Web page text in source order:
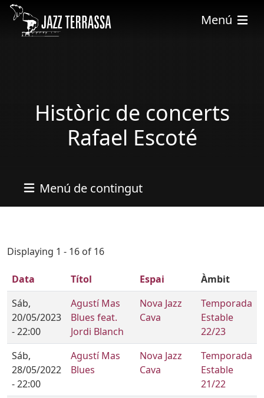
Pasar al contenido principal
Menú
Històric de concerts
Rafael Escoté
Menú de contingut
Displaying 1 - 16 of 16
Data Títol Espai
Àmbit
Sáb,
20/05/2023
- 22:00
Agustí Mas
Blues feat.
Jordi Blanch
Nova Jazz
Cava
Temporada
Estable
22/23
Sáb,
28/05/2022
- 22:00
Agustí Mas
Blues
Nova Jazz
Cava
Temporada
Estable
21/22